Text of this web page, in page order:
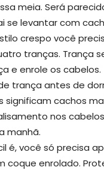
meia. Será
se levantar com
crespo você
tranças. Trança
e enrole os cabelos.
trança antes de
significam cachos
nos
manhã.
é, você só precisa
coque enrolado.